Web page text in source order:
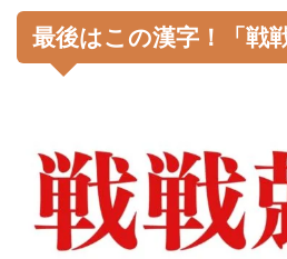
最後はこの漢字！「戦